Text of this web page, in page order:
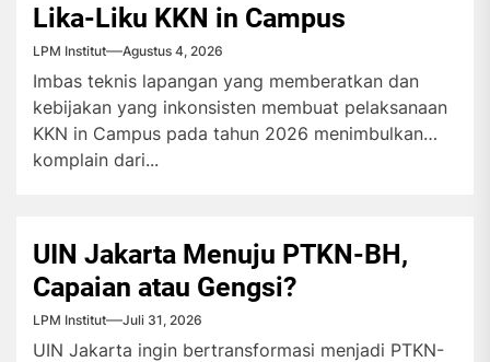
Lika-Liku KKN in Campus
LPM Institut Agustus 4, 2026
Imbas teknis lapangan yang memberatkan dan
kebijakan yang inkonsisten membuat pelaksanaan
KKN in Campus pada tahun 2026 menimbulkan
komplain dari...
UIN Jakarta Menuju PTKN-BH,
Capaian atau Gengsi?
LPM Institut Juli 31, 2026
UIN Jakarta ingin bertransformasi menjadi PTKN-